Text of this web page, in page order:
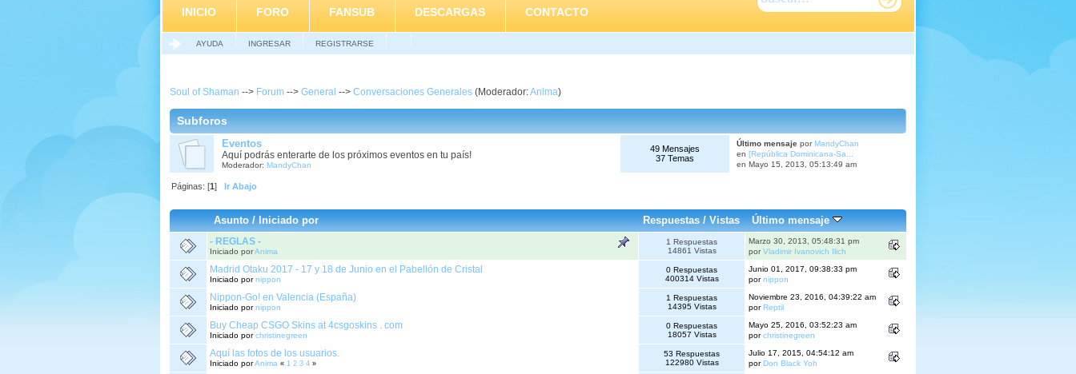
INICIO FORO FANSUB DESCARGAS CONTACTO
AYUDA INGRESAR REGISTRARSE
Soul of Shaman --> Forum --> General --> Conversaciones Generales (Moderador:Anima)
Subforos
Eventos
Aquí podrás enterarte de los próximos eventos en tu país!
Moderador:MandyChan
49 Mensajes
37 Temas
Último mensaje porMandyChan
en[República Dominicana-Sa...
en Mayo 15, 2013, 05:13:49 am
Páginas: [1]Ir Abajo
Asunto/Iniciado por Respuestas/Vistas
Último mensaje
- REGLAS -
Iniciado porAnima
1 Respuestas
14861 Vistas
Marzo 30, 2013, 05:48:31 pm
porVladimir Ivanovich Ilich
Madrid Otaku 2017 - 17 y 18 de Junio en el Pabellón de Cristal
Iniciado pornippon
0 Respuestas
400314 Vistas
Junio 01, 2017, 09:38:33 pm
pornippon
Nippon-Go! en Valencia (España)
Iniciado pornippon
1 Respuestas
14395 Vistas
Noviembre 23, 2016, 04:39:22 am
porReptil
Buy Cheap CSGO Skins at 4csgoskins . com
Iniciado porchristinegreen
0 Respuestas
18057 Vistas
Mayo 25, 2016, 03:52:23 am
porchristinegreen
Aquí las fotos de los usuarios.
Iniciado porAnima « 1 2 3 4 »
53 Respuestas
122980 Vistas
Julio 17, 2015, 04:54:12 am
porDon Black Yoh